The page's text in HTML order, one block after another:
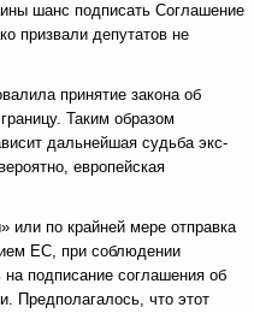
шанс подписать Соглашение
призвали депутатов не
принятие закона об
Таким образом
дальнейшая судьба экс-
европейская
по крайней мере отправка
ЕС, при соблюдении
на подписание соглашения об
Предполагалось, что этот